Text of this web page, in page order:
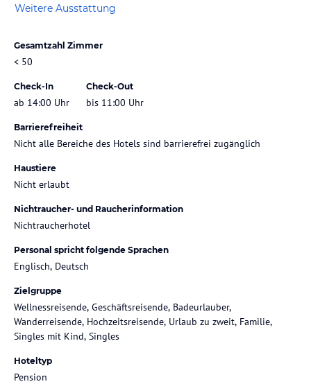
Weitere Ausstattung
Gesamtzahl Zimmer
< 50
Check-In
ab 14:00 Uhr
Check-Out
bis 11:00 Uhr
Barrierefreiheit
Nicht alle Bereiche des Hotels sind barrierefrei zugänglich
Haustiere
Nicht erlaubt
Nichtraucher- und Raucherinformation
Nichtraucherhotel
Personal spricht folgende Sprachen
Englisch, Deutsch
Zielgruppe
Wellnessreisende, Geschäftsreisende, Badeurlauber,
Wanderreisende, Hochzeitsreisende, Urlaub zu zweit, Familie,
Singles mit Kind, Singles
Hoteltyp
Pension